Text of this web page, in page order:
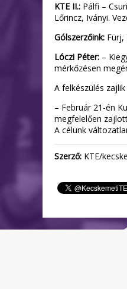
KTE II.: Pálfi –
Lőrincz, Iványi.
Gólszerzőink: Fürj,
Lóczi Péter: –
mérkőzésen
A felkészülés
– Február 21-én
megfelelően
A célunk
Szerző: KTE/